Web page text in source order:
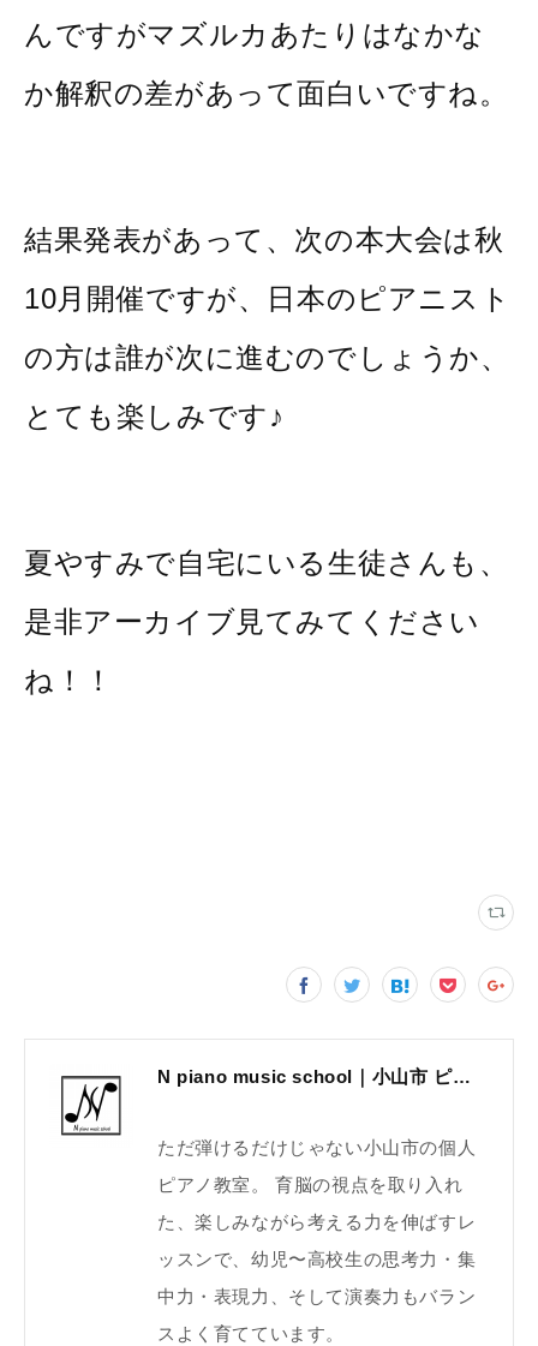
んですがマズルカあたりはなかな
か解釈の差があって面白いですね。
結果発表があって、次の本大会は秋
10月開催ですが、日本のピアニスト
の方は誰が次に進むのでしょうか、
とても楽しみです♪
夏やすみで自宅にいる生徒さんも、
是非アーカイブ見てみてください
ね！！
N piano music school｜小山市 ピアノ教室｜考える力・集中力を育てる個人レッスン｜2025年体験レッスン受付中
ただ弾けるだけじゃない小山市の個人
ピアノ教室。 育脳の視点を取り入れ
た、楽しみながら考える力を伸ばすレ
ッスンで、幼児〜高校生の思考力・集
中力・表現力、そして演奏力もバラン
スよく育てています。